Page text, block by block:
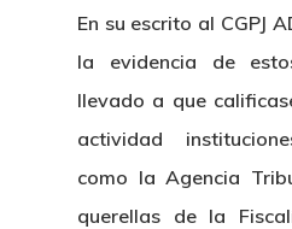
En su escrito al CGPJ
la evidencia de
llevado a que
actividad
como la Agencia
querellas de la